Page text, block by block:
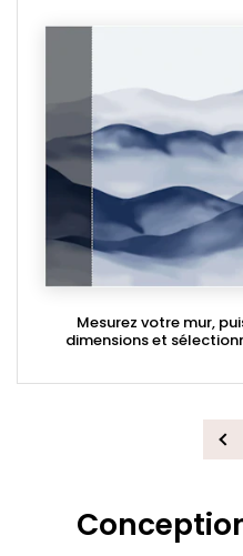
Mesurez votre mur,
dimensions et